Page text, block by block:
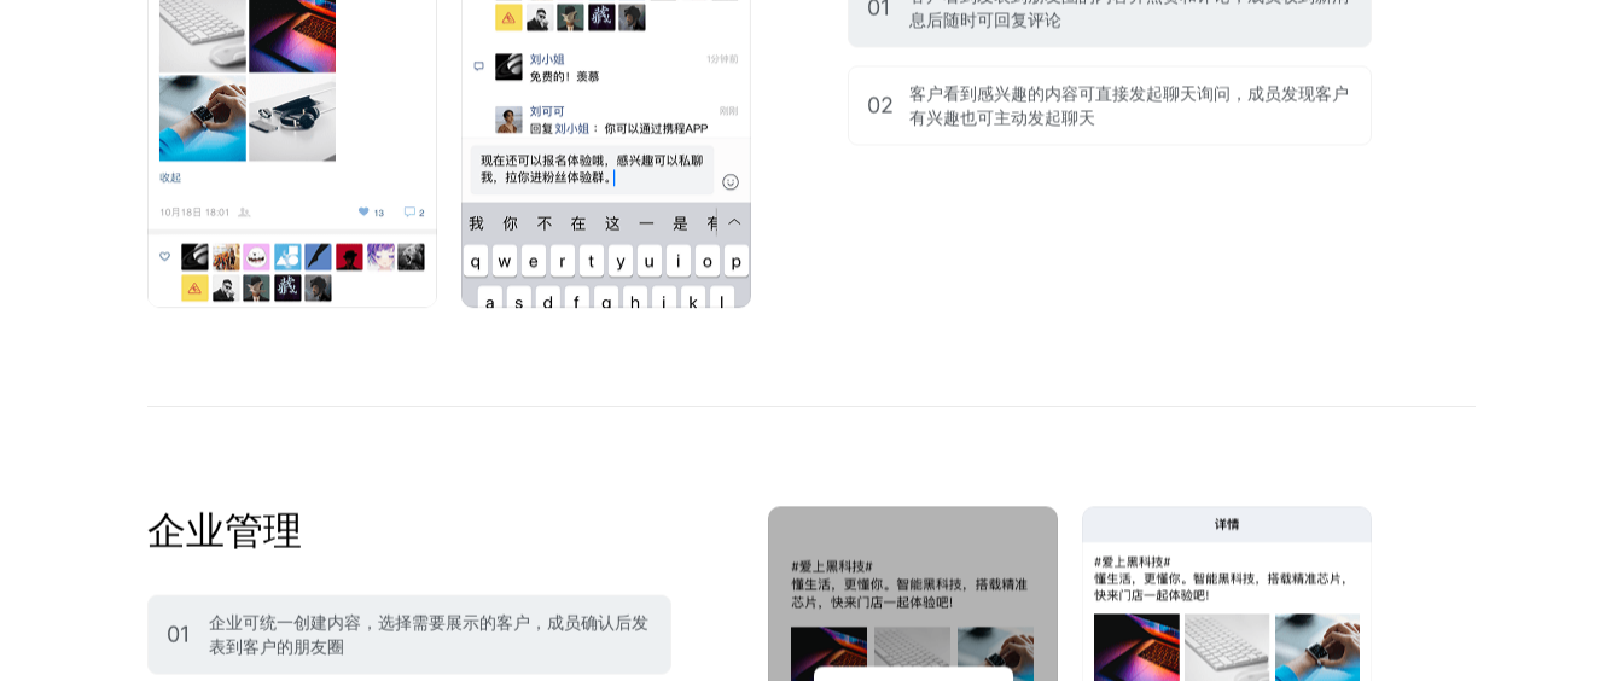
01
息后随时可回复评论
02
客户看到感兴趣的内容可直接发起聊天询问，成员发现客户
有兴趣也可主动发起聊天
企业管理
01
企业可统一创建内容，选择需要展示的客户，成员确认后发
表到客户的朋友圈